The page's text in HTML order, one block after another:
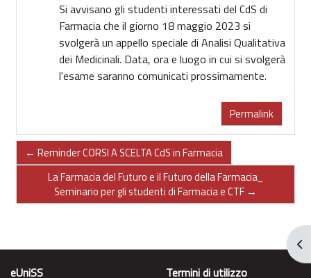
Si avvisano gli studenti interessati del CdS di
Farmacia che il giorno 18 maggio 2023 si
svolgerà un appello speciale di Analisi Qualitativa
dei Medicinali. Data, ora e luogo in cui si svolgerà
l'esame saranno comunicati prossimamente.
Permalink
← Reminder CORSI A SCELTA CdS in Farmacia
La Farmacia del Futuro e il Futuro della Farmacia_
Seminario per gli studenti di Farmacia e CTF →
eUniSS
Termini di utilizzo